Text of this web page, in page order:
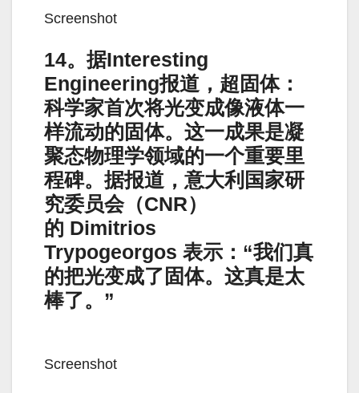
Screenshot
14。据Interesting
Engineering报道，超固体：
科学家首次将光变成像液体一
样流动的固体。这一成果是凝
聚态物理学领域的一个重要里
程碑。据报道，意大利国家研
究委员会（CNR）
的 Dimitrios
Trypogeorgos 表示：“我们真
的把光变成了固体。这真是太
棒了。”
Screenshot